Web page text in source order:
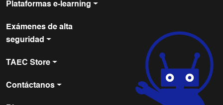
Plataformas e-learning
Exámenes de alta
seguridad
TAEC Store
Contáctanos